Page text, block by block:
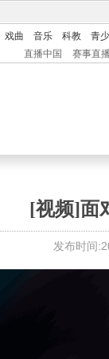
戏曲 音乐 科教 青少
直播中国 赛事直
[视频]面
发布时间